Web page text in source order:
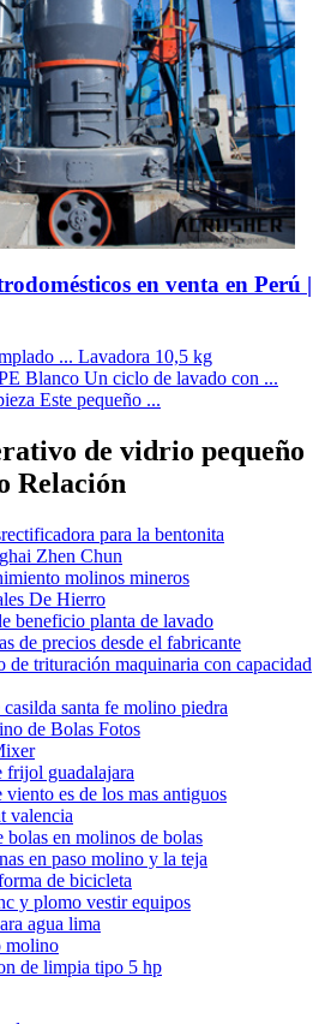
en venta en Perú |
... Lavadora 10,5 kg
Blanco Un ciclo de lavado con ...
Este pequeño ...
de vidrio pequeño
Relación
para la bentonita
Zhen Chun
molinos mineros
De Hierro
beneficio planta de lavado
de precios desde el fabricante
de trituración maquinaria con capacidad
santa fe molino piedra
de Bolas Fotos
frijol guadalajara
es de los mas antiguos
valencia
bolas en molinos de bolas
en paso molino y la teja
de bicicleta
y plomo vestir equipos
agua lima
molino
de limpia tipo 5 hp